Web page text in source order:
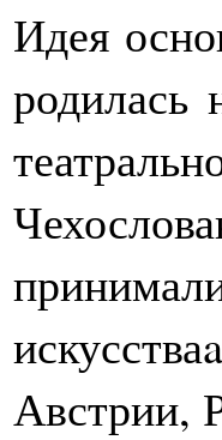
Идея
родилась
Австрии,